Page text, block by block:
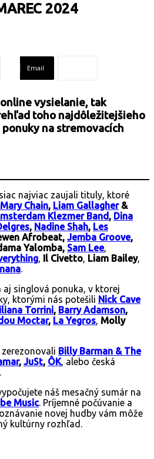
2024
Email
vysielanie, tak
toho najdôležitejšieho
na stremovacích
najviac zaujali tituly, ktoré
Chain, Liam Gallagher&
Klezmer Band , Dina
, Nadine Shah, Les
Afrobeat, Jemba Groove,
Yalomba, Sam Lee,
, Il Civetto, Liam Bailey,
.
singlová ponuka, v ktorej
ktorými nás potešili Nick Cave
Torrini, Barry Adamson,
Moctar, La Yegros, Molly
Billy Barman & The
, JuSt, ÔK, alebo česká
.
náš mesačný sumár na
Music. Príjemné počúvanie a
novej hudby vám môže
kultúrny rozhľad.